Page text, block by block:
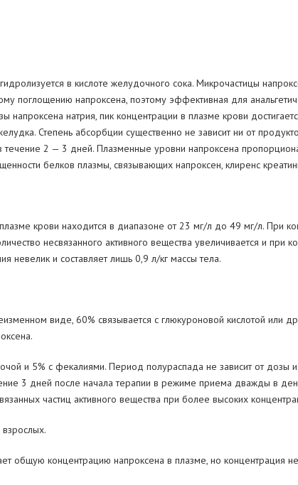
в кислоте желудочного сока. Микрочастицы
поглощению напроксена, поэтому эффективная для
напроксена натрия, пик концентрации в плазме крови
Степень абсорбции существенно не зависит ни от
течение 2 — 3 дней. Плазменные уровни напроксена
белков плазмы, связывающих напроксен, клиренс
плазме крови находится в диапазоне от 23 мг/л до 49 мг/л. При
несвязанного активного вещества увеличивается и при
невелик и составляет лишь 0,9 л/кг массы тела.
виде, 60% связывается с глюкуроновой кислотой или
и 5% с фекалиями. Период полураспада не зависит от дозы и
3 дней после начала терапии в режиме приема дважды в
частиц активного вещества при более высоких
взрослых.
общую концентрацию напроксена в плазме, но концентрация